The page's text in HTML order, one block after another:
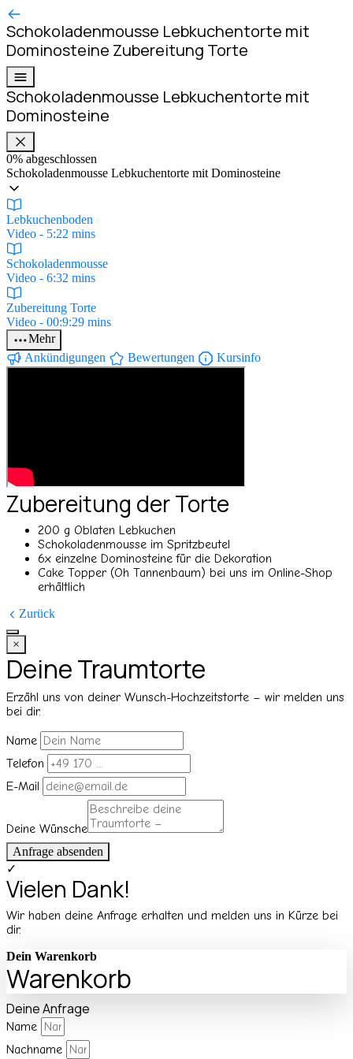
Schokoladenmousse Lebkuchentorte mit
Dominosteine Zubereitung Torte
Schokoladenmousse Lebkuchentorte mit
Dominosteine
0% abgeschlossen
Schokoladenmousse Lebkuchentorte mit Dominosteine
Lebkuchenboden
Video - 5:22 mins
Schokoladenmousse
Video - 6:32 mins
Zubereitung Torte
Video - 00:9:29 mins
Mehr
Ankündigungen
Bewertungen Kursinfo
Zubereitung der Torte
200 g Oblaten Lebkuchen
Schokoladenmousse im Spritzbeutel
6x einzelne Dominosteine für die Dekoration
Cake Topper (Oh Tannenbaum) bei uns im Online-Shop
erhältlich
Zurück
×
Deine Traumtorte
Erzähl uns von deiner Wunsch-Hochzeitstorte – wir melden uns
bei dir.
Name
Telefon
E-Mail
Deine Wünsche
Anfrage absenden
✓
Vielen Dank!
Wir haben deine Anfrage erhalten und melden uns in Kürze bei
dir.
Dein Warenkorb
Warenkorb
Deine Anfrage
Name
Nachname